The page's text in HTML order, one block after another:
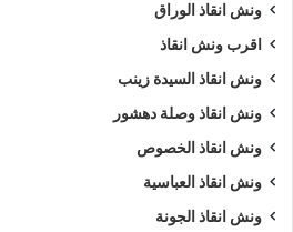
ونش انقاذ الوراق
اقرب ونش انقاذ
ونش انقاذ السيدة زينب
ونش انقاذ وصلة دهشور
ونش انقاذ الخصوص
ونش انقاذ العباسية
ونش انقاذ الجونة